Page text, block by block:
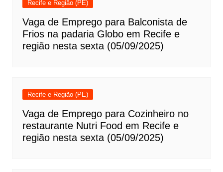
Recife e Região (PE)
Vaga de Emprego para Balconista de
Frios na padaria Globo em Recife e
região nesta sexta (05/09/2025)
Recife e Região (PE)
Vaga de Emprego para Cozinheiro no
restaurante Nutri Food em Recife e
região nesta sexta (05/09/2025)